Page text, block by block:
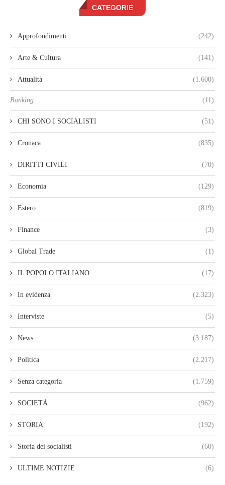
CATEGORIE
Approfondimenti (242)
Arte & Cultura (141)
Attualità (1.600)
Banking (11)
CHI SONO I SOCIALISTI (51)
Cronaca (835)
DIRITTI CIVILI (70)
Economia (129)
Estero (819)
Finance (3)
Global Trade (1)
IL POPOLO ITALIANO (17)
In evidenza (2.323)
Interviste (5)
News (3.187)
Politica (2.217)
Senza categoria (1.759)
SOCIETÀ (962)
STORIA (192)
Storia dei socialisti (60)
ULTIME NOTIZIE (6)